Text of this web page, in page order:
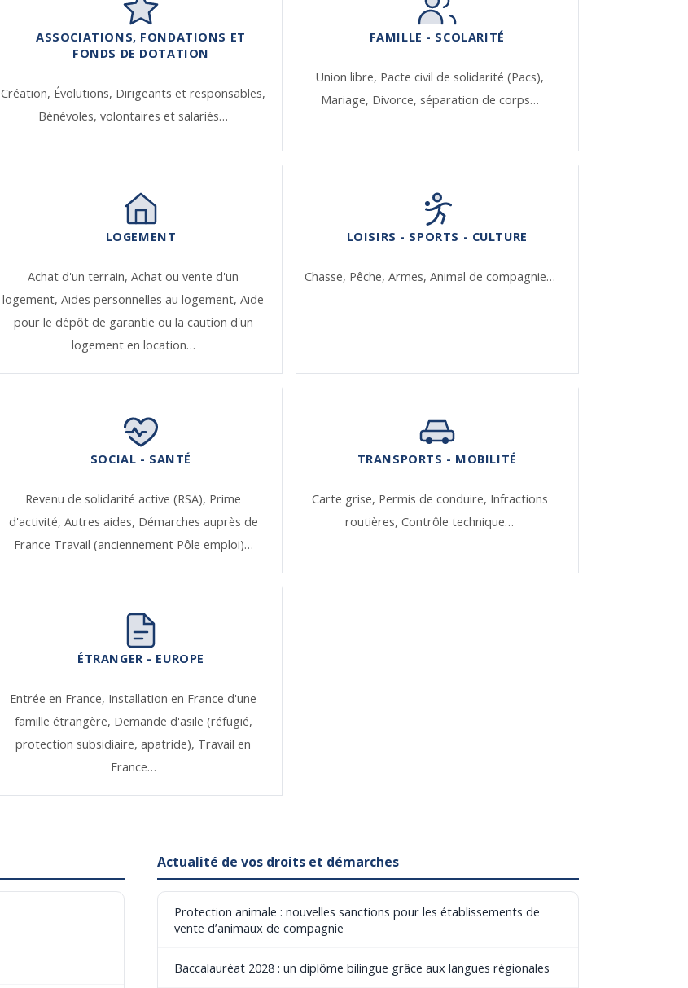
ASSOCIATIONS, FONDATIONS ET
FONDS DE DOTATION
Création, Évolutions, Dirigeants et responsables,
Bénévoles, volontaires et salariés…
FAMILLE - SCOLARITÉ
Union libre, Pacte civil de solidarité (Pacs),
Mariage, Divorce, séparation de corps…
LOGEMENT
Achat d'un terrain,Achat ou vente d'un
logement,Aides personnelles au logement,Aide
pour le dépôt de garantie ou la caution d'un
logement en location…
LOISIRS - SPORTS - CULTURE
Chasse, Pêche, Armes, Animal de compagnie…
SOCIAL - SANTÉ
Revenu de solidarité active (RSA), Prime
d'activité, Autres aides, Démarches auprès de
France Travail (anciennement Pôle emploi)…
TRANSPORTS - MOBILITÉ
Carte grise, Permis de conduire, Infractions
routières,Contrôle technique…
ÉTRANGER - EUROPE
Entrée en France, Installation en France d'une
famille étrangère, Demande d'asile (réfugié,
protection subsidiaire, apatride), Travail en
France…
Actualité de vos droits et démarches
Protection animale : nouvelles sanctions pour les établissements de
vente d’animaux de compagnie
Baccalauréat 2028 : un diplôme bilingue grâce aux langues régionales